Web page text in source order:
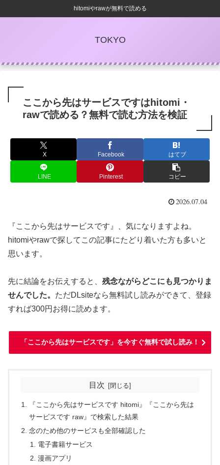
hitomiやrawが無料で読める
TOKYO
ここから先はサービスですはhitomi・
rawで読める？無料で読む方法を検証
X Facebook はてブ
LINE Pinterest コピー
2026.07.04
『ここから先はサービスです』、気になりますよね。
hitomiやrawで探してこの記事にたどり着いた方も多いと
思います。
先に結論をお伝えすると、 残念ながらどこにも見つかりま
せんでした。 ただDLsiteなら無料試し読みができて、登録
すれば300円お得に読めます。
「ここから先はサービスです」を今すぐ無料で試し読み！
目次
『ここから先はサービスです hitomi』『ここから先は
サービスです raw』で検索した結果
念のため他のサービスも全部確認した
電子書籍サービス
漫画アプリ